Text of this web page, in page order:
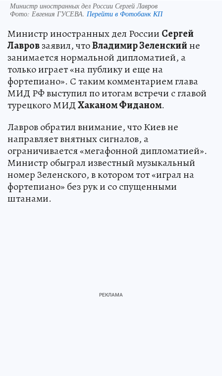
Министр иностранных дел России Сергей Лавров
Фото: Евгения ГУСЕВА. Перейти в Фотобанк КП
Министр иностранных дел России Сергей
Лавровзаявил, чтоВладимир Зеленскийне
занимается нормальной дипломатией, а
только играет «на публику и еще на
фортепиано». С таким комментарием глава
МИД РФ выступил по итогам встречи с главой
турецкого МИДХаканом Фиданом.
Лавров обратил внимание, что Киев не
направляет внятных сигналов, а
ограничивается «мегафонной дипломатией».
Министр обыграл известный музыкальный
номер Зеленского, в котором тот «играл на
фортепиано» без рук и со спущенными
штанами.